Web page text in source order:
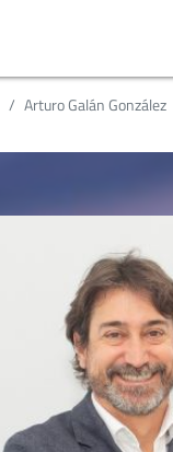
Arturo Galán González